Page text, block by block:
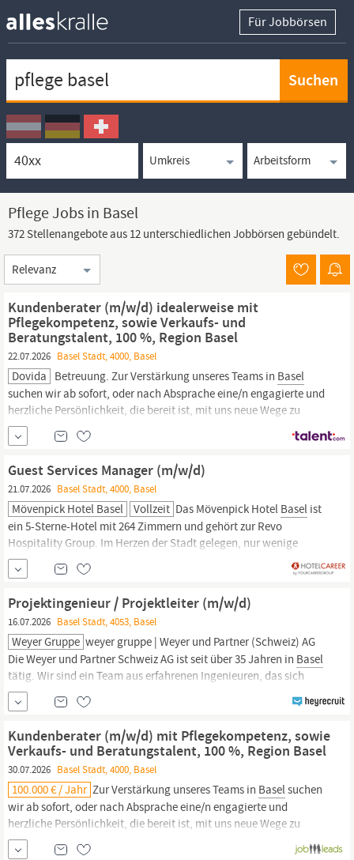
Für Jobbörsen
Ortssuche
Umkreissuche
Arbeitsform
Pflege Jobs in Basel
372 Stellenangebote aus 12 unterschiedlichen Jobbörsen gebündelt.
Sortierung
Kundenberater (m/w/d) idealerweise mit
Pflegekompetenz, sowie Verkaufs- und
Beratungstalent, 100 %, Region Basel
22.07.2026 Basel Stadt, 4000, Basel
Dovida Betreuung. Zur Verstärkung unseres Teams in Basel
suchen wir ab sofort, oder nach Absprache eine/n engagierte und
herzliche Persönlichkeit, die bereit ist, mit uns neue Wege zu
gehen und zu wachsen. Werden Sie Teil der Dovida Familie.
Kundenberater (m/w/d) idealerweise mit
Pflegekompetenz,sowie
Verkaufs- und Beratungstalent, 100 %
Guest Services Manager (m/w/d)
21.07.2026 Basel Stadt, 4000, Basel
Mövenpick Hotel Basel Vollzeit Das Mövenpick Hotel Basel ist
ein 5-Sterne-Hotel mit 264 Zimmern und gehört zur Revo
Hospitality Group. Im Herzen der Stadt gelegen, nur wenige
Schritte vom Bahnhof SBB entfernt, bietet es einen Arbeitsplatz in
einem der modernsten Häuser
Architektur und internationalem Flair. Wer hier arbeitet,
begleitet...
Projektingenieur / Projektleiter (m/w/d)
16.07.2026 Basel Stadt, 4053, Basel
Weyer Gruppe weyer gruppe | Weyer und Partner (Schweiz) AG
Die Weyer und Partner Schweiz AG ist seit über 35 Jahren in Basel
tätig. Wir sind ein Team aus erfahrenen Ingenieuren, das sich
weiter entwickeln möchte. Wir sind Teil der international tätigen
weyer gruppe mit über 200 Mitarbeitenden. Unser Erfolg liegt in
Kundenberater (m/w/d) mit Pflegekompetenz, sowie
Verkaufs- und Beratungstalent, 100 %, Region Basel
30.07.2026 Basel Stadt, 4000, Basel
100.000 € / Jahr Zur Verstärkung unseres Teams in Baselsuchen
wir ab sofort, oder nach Absprache eine/n engagierte und
herzliche Persönlichkeit, die bereit ist, mit uns neue Wege zu
gehenund zu wachsen. Werden Sie Teil der Dovida Familie.
Kundenberater (m/w/d) idealerweise mit
Pflegekompetenz,sowie